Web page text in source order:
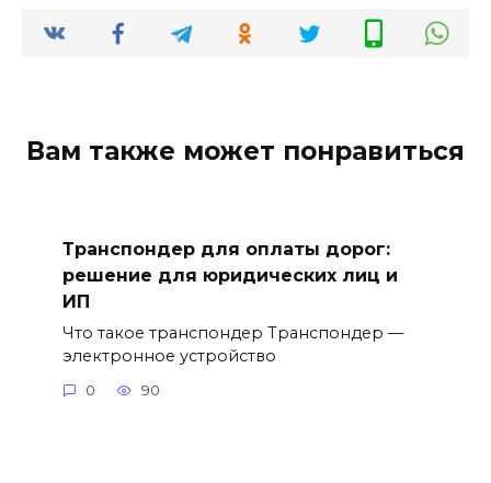
Вам также может понравиться
Транспондер для оплаты дорог:
решение для юридических лиц и
ИП
Что такое транспондер Транспондер —
электронное устройство
0 90